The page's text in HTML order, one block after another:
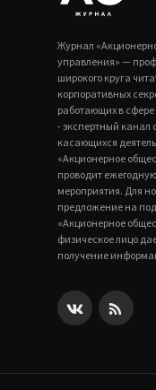
Журнал
управления» —
широкого круга
корпоративных
работающих в
- экспертный канал
касающихся
«Акционерное
проводит
мероприятия. Для
предложение на
«Акционерное
физическое лицо
получение